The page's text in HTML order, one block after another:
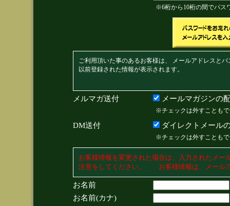
※6桁から10桁の間でパス
ご利用頂いた事のあるお客様は、 メールアドレスと
以前登録された情報が表示されます。
メルマガ送付 メールマガジンの
※チェックは外すことも
DM送付 ダイレクトメール
※チェックは外すことも
お客様情報を変更された場合は、入力されたメ
注意をしてください。 お客様情報は、メール
お名前
お名前(カナ)